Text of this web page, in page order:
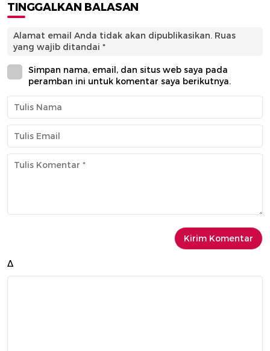
TINGGALKAN BALASAN
Alamat email Anda tidak akan dipublikasikan. Ruas
yang wajib ditandai *
Simpan nama, email, dan situs web saya pada
peramban ini untuk komentar saya berikutnya.
Δ